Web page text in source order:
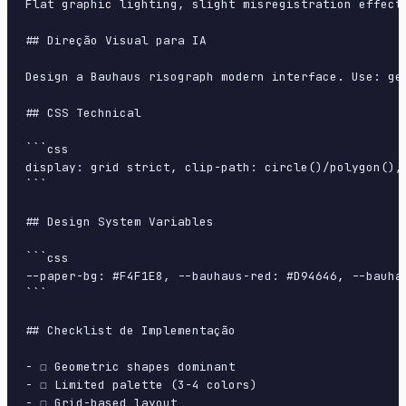
Flat graphic lighting, slight misregistration effect,
## Direção Visual para IA
Design a Bauhaus risograph modern interface.
## CSS Technical
```css
display: grid strict, clip-path: circle()/polygon(),
```
## Design System Variables
```css
--paper-bg: #F4F1E8, --bauhaus-red: #D94646, --
```
## Checklist de Implementação
- ☐ Geometric shapes dominant
- ☐ Limited palette (3-4 colors)
- ☐ Grid-based layout